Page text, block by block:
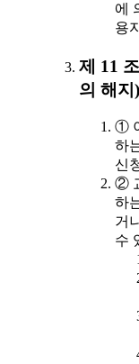
에
용
제 11
의 해지)
①
하
신
②
하
거
수